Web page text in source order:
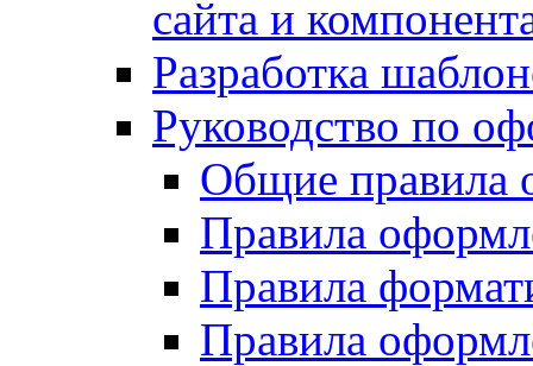
сайта и
Разработка
Руководство по
Общие правила
Правила
Правила
Правила